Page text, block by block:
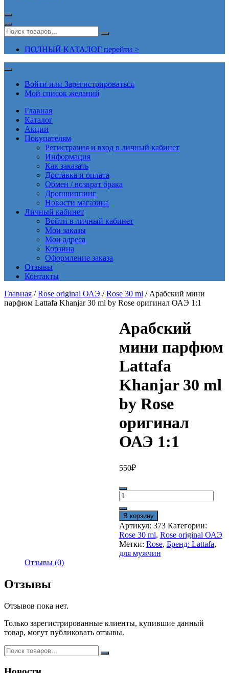
ПОЛНЫЙ КАТАЛОГ перейти >
Войти или Зарегистрироваться
Мой список желаний
Главная
Каталог
Акции
Покупателям
Регистрация и вход в личный кабинет
Информация
Как заказать
Доставка и оплата
Обмен / возврат брака
Дропшиппинг
Новости магазина
Личный кабинет
Войти в личный кабинет
Мои заказы
Мои адреса
Корзина
Оформление заказа
Отзывы
Контакты
Главная /Rose original ОАЭ /Rose 30 ml / Арабский мини
парфюм Lattafa Khanjar 30 ml by Rose оригинал ОАЭ 1:1
Арабский
мини парфюм
Lattafa
Khanjar 30 ml
by Rose
оригинал
ОАЭ 1:1
550₽
Количество
товара
Арабский
мини
парфюм
Lattafa
Khanjar
30
В корзину
Артикул: 373 Категории:
Rose 30 ml, Rose original ОАЭ
Метки: Rose, Бренд: Lattafa,
для мужчин
Отзывы (0)
Отзывы
Отзывов пока нет.
Только зарегистрированные клиенты, купившие данный
товар, могут публиковать отзывы.